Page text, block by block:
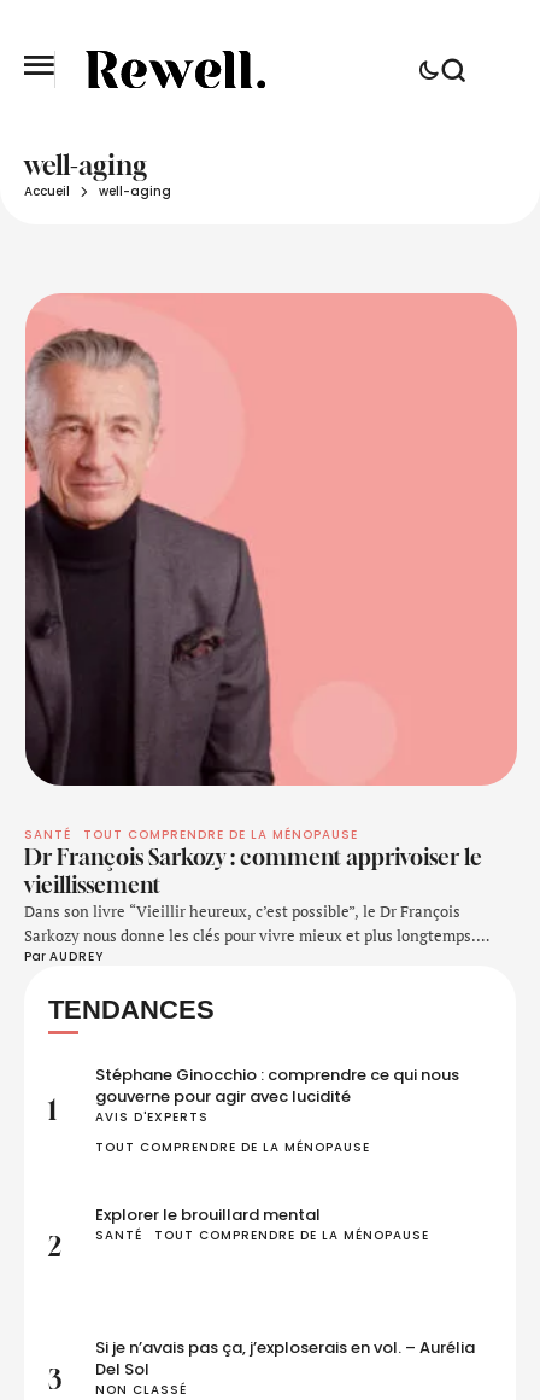
well-aging
Accueil well-aging
SANTÉ TOUT COMPRENDRE DE LA MÉNOPAUSE
Dr François Sarkozy : comment apprivoiser le
vieillissement
Dans son livre “Vieillir heureux, c’est possible”, le Dr François
Sarkozy nous donne les clés pour vivre mieux et plus longtemps.
Bonne nouvelle, nous ne sommes pas condamnés à nous dégrader
vieillissement ? Dr. François Sarkozy :"Il y a une différence
d'espérance …
Par AUDREY
TENDANCES
1
Stéphane Ginocchio : comprendre ce qui nous
gouverne pour agir avec lucidité
AVIS D'EXPERTS
TOUT COMPRENDRE DE LA MÉNOPAUSE
2
Explorer le brouillard mental
SANTÉ TOUT COMPRENDRE DE LA MÉNOPAUSE
3
Si je n’avais pas ça, j’exploserais en vol. – Aurélia
Del Sol
NON CLASSÉ